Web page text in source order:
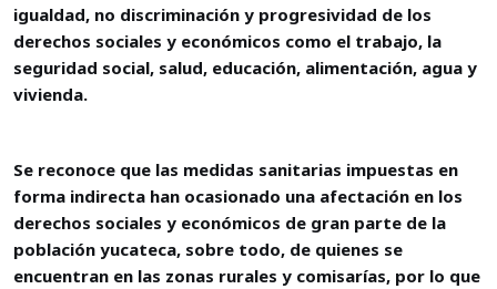
igualdad, no discriminación y progresividad de los
derechos sociales y económicos como el trabajo, la
seguridad social, salud, educación, alimentación, agua y
vivienda.
Se reconoce que las medidas sanitarias impuestas en
forma indirecta han ocasionado una afectación en los
derechos sociales y económicos de gran parte de la
población yucateca, sobre todo, de quienes se
encuentran en las zonas rurales y comisarías, por lo que